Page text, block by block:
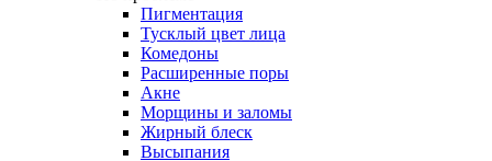
Пигментация
Тусклый цвет лица
Комедоны
Расширенные поры
Акне
Морщины и заломы
Жирный блеск
Высыпания